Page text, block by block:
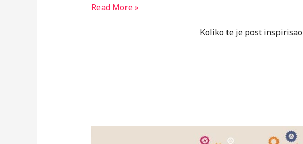
Šta
Read More »
Koliko te je post inspirisao